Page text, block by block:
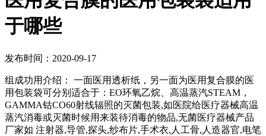
于哪些
发布时间：2020-09-17
组成功用介绍： 一面医用透析纸，另一面为医用复合膜的医
用包装袋可分别适合于：EO环氧乙烷、高温蒸汽STEAM，
GAMMA钴CO60射线辐照的灭菌包装,如医院给医疗器械高温
蒸汽消毒或灭菌时候用来装待消毒的物品,无菌医疗器械产品
厂家如 注射器,导管,探头,纱布片,手术衣,人工骨,人造器官,电笔